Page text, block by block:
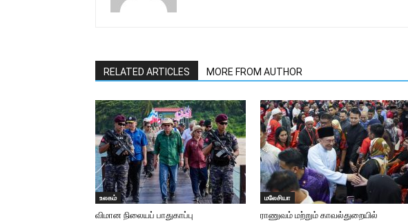
RELATED ARTICLES MORE FROM AUTHOR
உலகம்
விமான நிலையப் பாதுகாப்பு
மலேசியா
ராணுவம் மற்றும் காவல்துறையில்